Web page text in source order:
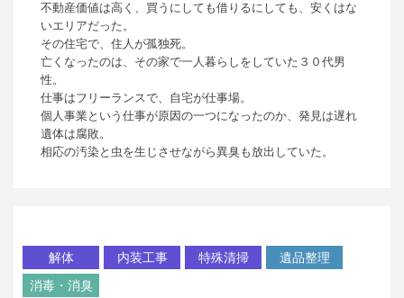
不動産価値は高く、買うにしても借りるにしても、安くはな
いエリアだった。
その住宅で、住人が孤独死。
亡くなったのは、その家で一人暮らしをしていた３０代男
性。
仕事はフリーランスで、自宅が仕事場。
個人事業という仕事が原因の一つになったのか、発見は遅れ
遺体は腐敗。
相応の汚染と虫を生じさせながら異臭も放出していた。
解体 内装工事 特殊清掃
遺品整理
消毒・消臭